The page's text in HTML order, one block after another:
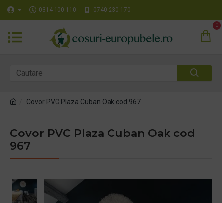
0314 100 110 0740 230 170
0
Covor PVC Plaza Cuban Oak cod 967
Covor PVC Plaza Cuban Oak cod
967